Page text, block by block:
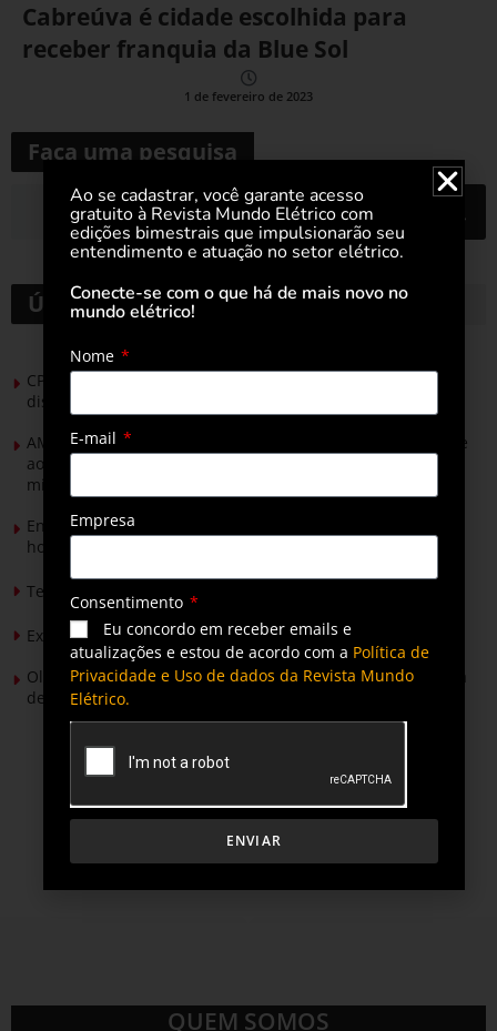
Cabreúva é cidade escolhida para
receber franquia da Blue Sol
1 de fevereiro de 2023
Faça uma pesquisa
Últimas notícias
CPFL Energia e TIM se unem para criar a rede de
distribuição do futuro com tecnologia privativa
AMIG Brasil convida pré-candidatos ao Governo de Minas e
ao Senado para discutir propostas para os municípios
mineradores e afetados
Energia solar permitirá ampliar em 25% a produção de
hortaliças em projeto social no Tocantins
Tendências de Iluminação em 2026
Expansão da energia solar no Brasil
Olimpíada Nacional de Eficiência Energética alcança marca
de 50 mil inscritos
QUEM SOMOS
Ao se cadastrar, você garante acesso
gratuito à Revista Mundo Elétrico com
edições bimestrais que impulsionarão seu
entendimento e atuação no setor elétrico.
Conecte-se com o que há de mais novo no
mundo elétrico!
Nome
E-mail
Empresa
Consentimento
Eu concordo em receber emails e
atualizações e estou de acordo com a Política de
Privacidade e Uso de dados da Revista Mundo
Elétrico.
ENVIAR